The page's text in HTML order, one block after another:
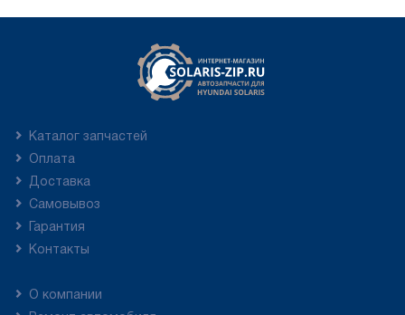
Каталог запчастей
Оплата
Доставка
Самовывоз
Гарантия
Контакты
О компании